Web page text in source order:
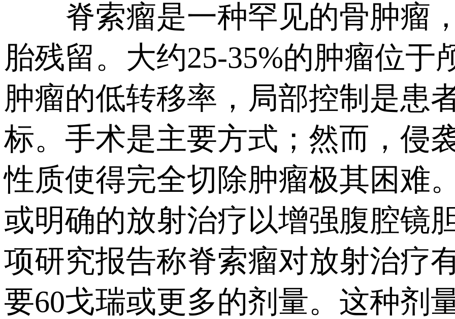
脊索瘤是一种罕见的骨肿瘤
胎残留。大约25-35%的肿瘤位于
肿瘤的低转移率，局部控制是患
标。手术是主要方式；然而，侵
性质使得完全切除肿瘤极其困难
或明确的放射治疗以增强腹腔镜
项研究报告称脊索瘤对放射治疗
要60戈瑞或更多的剂量。这种剂